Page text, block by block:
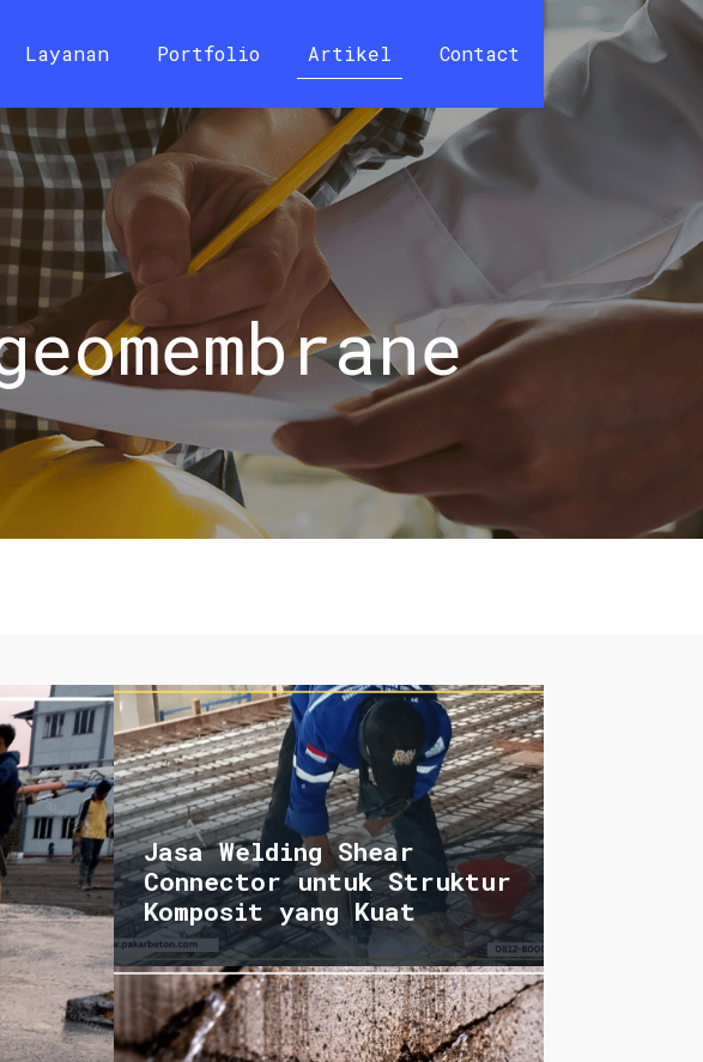
Layanan Portfolio Artikel Contact
Jasa Welding Shear
Connector untuk Struktur
Komposit yang Kuat